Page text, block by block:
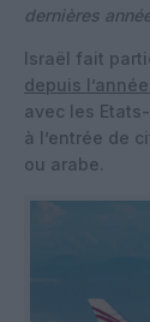
dernières
Israël fait
depuis
avec les
à l’entrée de
ou arabe.